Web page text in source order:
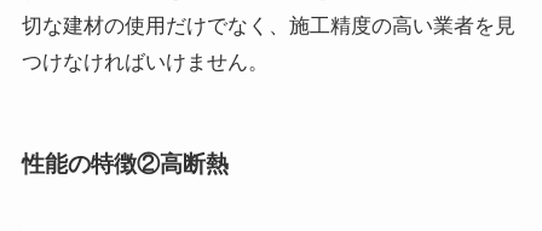
切な建材の使用だけでなく、施工精度の高い業者を見
つけなければいけません。
性能の特徴②高断熱